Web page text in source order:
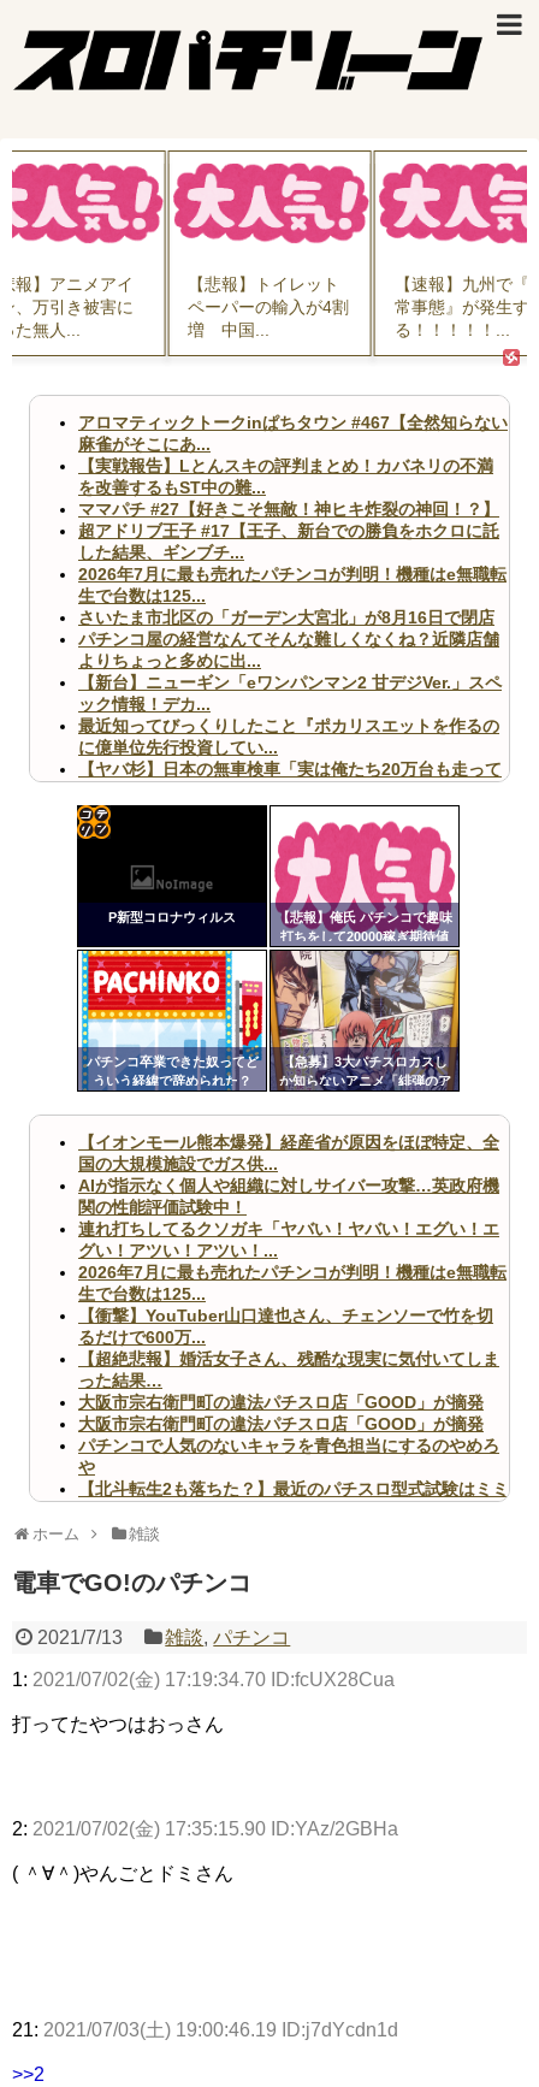
【悲報】トイレット
ペーパーの輸入が4割
増 中国...
【速報】九州で『異
常事態』が発生す
る！！！！！...
【画像】デ・ジ
ャラットのうさ
ゃん、令和...
アロマティックトークinぱちタウン #467【全然知らない
麻雀がそこにあ...
【実戦報告】Lとんスキの評判まとめ！カバネリの不満
を改善するもST中の難...
ママパチ #27【好きこそ無敵！神ヒキ炸裂の神回！？】
超アドリブ王子 #17【王子、新台での勝負をホクロに託
した結果、ギンブチ...
2026年7月に最も売れたパチンコが判明！機種はe無職転
生で台数は125...
さいたま市北区の「ガーデン大宮北」が8月16日で閉店
パチンコ屋の経営なんてそんな難しくなくね？近隣店舗
よりちょっと多めに出...
【新台】ニューギン「eワンパンマン2 甘デジVer.」スペ
ック情報！デカ...
最近知ってびっくりしたこと『ポカリスエットを作るの
に億単位先行投資してい...
【ヤバ杉】日本の無車検車「実は俺たち20万台も走って
【閲覧注意】俺が近くにいると機械が壊れるんだけどさ
【画像】ペプシコーラ社、「こういうのでいいんだよ」
Powered by livedoor 相互RSS
P新型コロナウィルス
【悲報】俺氏 パチンコで趣味
打ちをして20000稼ぎ期待値
稼働をして27000円失う
パチンコ卒業できた奴ってど
ういう経緯で辞められた？
【急募】3大パチスロカスし
か知らないアニメ「緋弾のア
ールズ」
定リ
ンク
自動
更新
ツー
【イオンモール熊本爆発】経産省が原因をほぼ特定、全
国の大規模施設でガス供...
AIが指示なく個人や組織に対しサイバー攻撃…英政府機
関の性能評価試験中！
連れ打ちしてるクソガキ「ヤバい！ヤバい！エグい！エ
グい！アツい！アツい！...
2026年7月に最も売れたパチンコが判明！機種はe無職転
生で台数は125...
【衝撃】YouTuber山口達也さん、チェンソーで竹を切
るだけで600万...
【超絶悲報】婚活女子さん、残酷な現実に気付いてしま
った結果…
大阪市宗右衛門町の違法パチスロ店「GOOD」が摘発
大阪市宗右衛門町の違法パチスロ店「GOOD」が摘発
パチンコで人気のないキャラを青色担当にするのやめろ
や
【北斗転生2も落ちた？】最近のパチスロ型式試験はミミ
無職のパチンコカス(22)なんやが、ワイの人生どれくら
AngelBeats!とかいうクソアニメの思い出ｗｗｗ
ホーム 雑談
電車でGO!のパチンコ
2021/7/13 雑談,パチンコ
1: 2021/07/02(金) 17:19:34.70 ID:fcUX28Cua
打ってたやつはおっさん
2: 2021/07/02(金) 17:35:15.90 ID:YAz/2GBHa
( ＾∀＾)やんごとドミさん
21: 2021/07/03(土) 19:00:46.19 ID:j7dYcdn1d
>>2